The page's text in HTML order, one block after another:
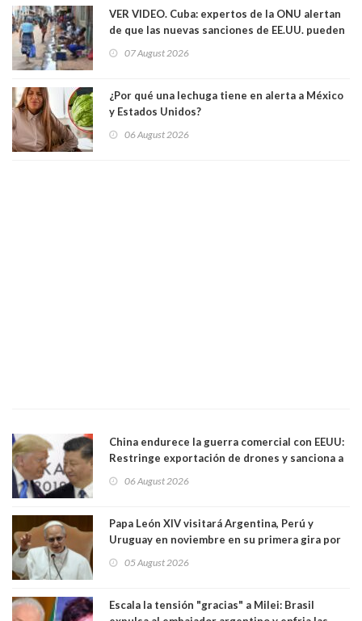
VER VIDEO. Cuba: expertos de la ONU alertan
de que las nuevas sanciones de EE.UU. pueden
07 August 2026
¿Por qué una lechuga tiene en alerta a México
y Estados Unidos?
06 August 2026
China endurece la guerra comercial con EEUU:
Restringe exportación de drones y sanciona a
06 August 2026
Papa León XIV visitará Argentina, Perú y
Uruguay en noviembre en su primera gira por
05 August 2026
Escala la tensión "gracias" a Milei: Brasil